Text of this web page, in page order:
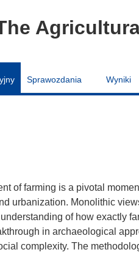
Sprawozdania Wyniki
of farming is a pivotal
urbanization. Monolithic
of how exactly
in archaeological
complexity. The